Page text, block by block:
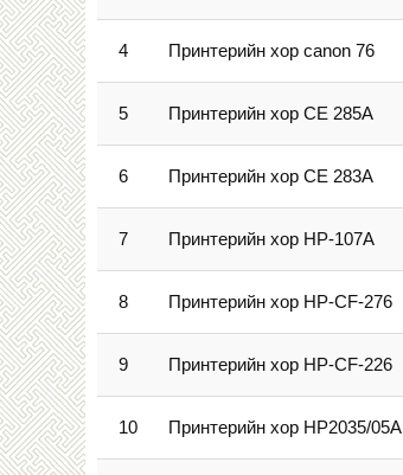
4 Принтерийн хор canon 76
5 Принтерийн хор CE 285A
6 Принтерийн хор CE 283A
7 Принтерийн хор HP-107A
8 Принтерийн хор HP-CF-276
9 Принтерийн хор HP-CF-226
10 Принтерийн хор HP2035/05A